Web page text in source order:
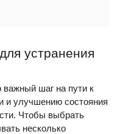
устранения
шаг на пути к
и улучшению состояния
Чтобы выбрать
несколько